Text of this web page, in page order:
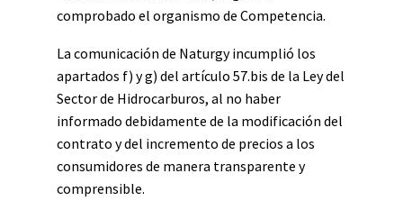
comprobado el organismo de Competencia.
La comunicación de Naturgy incumplió los
apartados f) y g) del artículo 57.bis de la Ley del
Sector de Hidrocarburos, al no haber
informado debidamente de la modificación del
contrato y del incremento de precios a los
consumidores de manera transparente y
comprensible.